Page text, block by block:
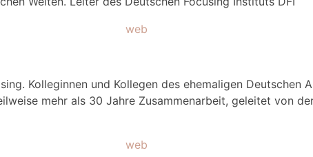
web
Kolleginnen und Kollegen des ehemaligen Deutschen
mehr als 30 Jahre Zusammenarbeit, geleitet von
web